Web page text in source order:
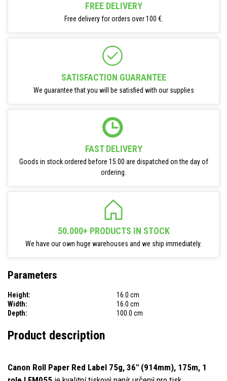
FREE DELIVERY
Free delivery for orders over 100 €.
SATISFACTION GUARANTEE
We guarantee that you will be satisfied with our supplies
FAST DELIVERY
Goods in stock ordered before 15:00 are dispatched on the day of
ordering.
50.000+ PRODUCTS IN STOCK
We have our own huge warehouses and we ship immediately.
Parameters
Height:
16.0 cm
Width:
16.0 cm
Depth:
100.0 cm
Product description
Canon Roll Paper Red Label 75g, 36" (914mm), 175m, 1